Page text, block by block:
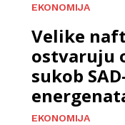
EKONOMIJA
Velike
ostvaruju
sukob
EKONOMIJA